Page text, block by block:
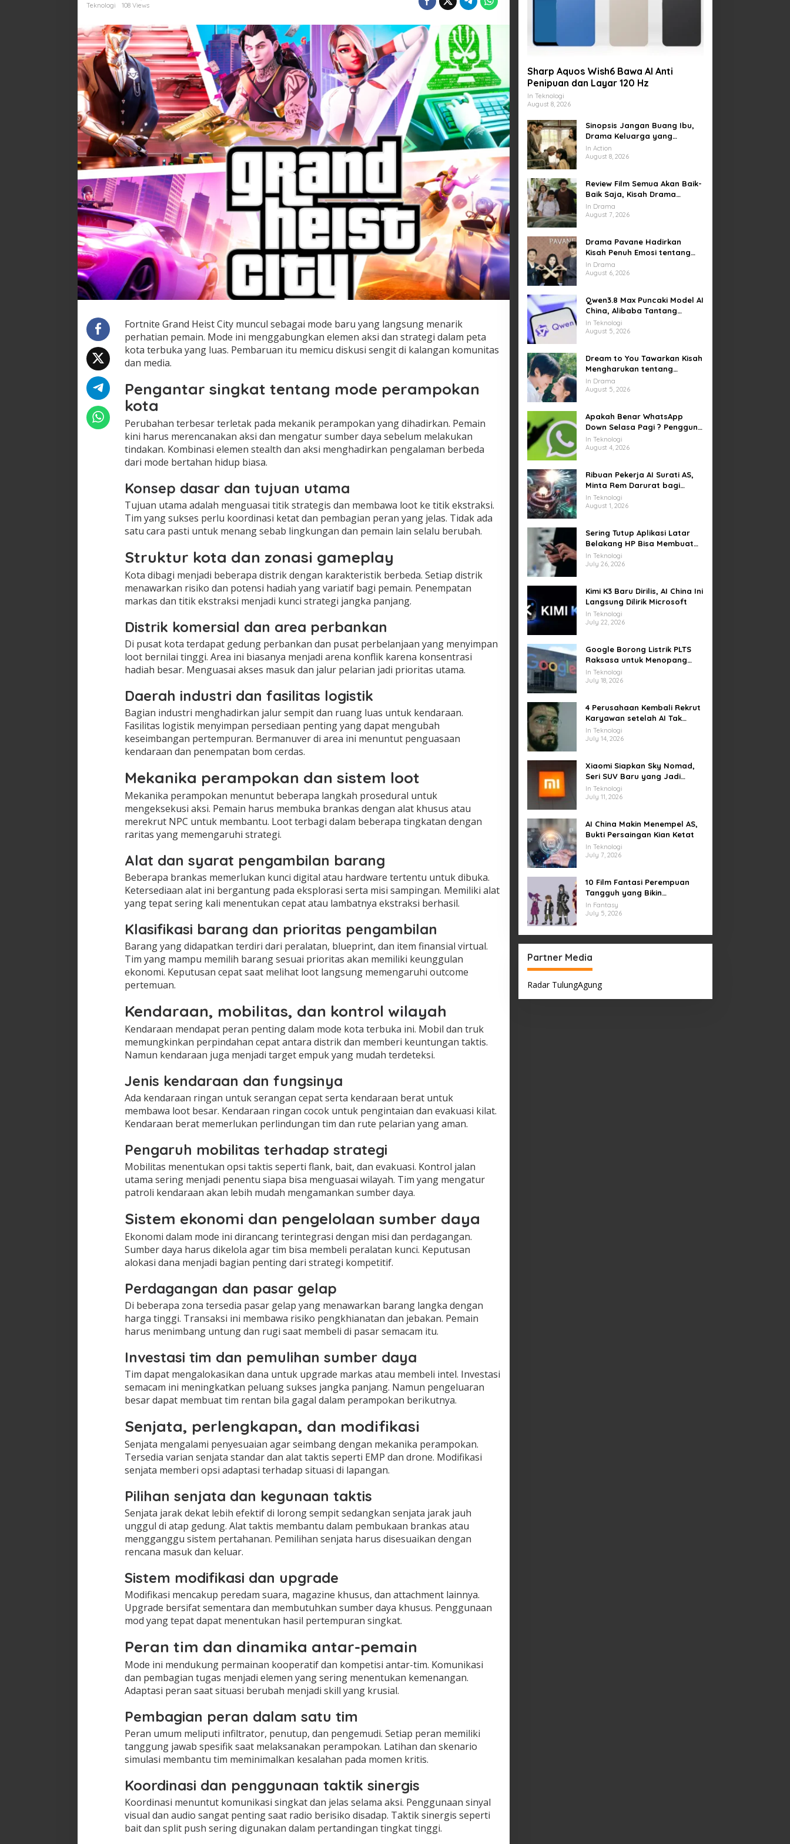
Kompetisi
Sengit
Teknologi
108 Views
Fortnite Grand Heist City muncul sebagai mode baru yang langsung menarik
perhatian pemain. Mode ini menggabungkan elemen aksi dan strategi dalam peta
kota terbuka yang luas. Pembaruan itu memicu diskusi sengit di kalangan komunitas
dan media.
Pengantar singkat tentang mode perampokan
kota
Perubahan terbesar terletak pada mekanik perampokan yang dihadirkan. Pemain
kini harus merencanakan aksi dan mengatur sumber daya sebelum melakukan
tindakan. Kombinasi elemen stealth dan aksi menghadirkan pengalaman berbeda
dari mode bertahan hidup biasa.
Konsep dasar dan tujuan utama
Tujuan utama adalah menguasai titik strategis dan membawa loot ke titik ekstraksi.
Tim yang sukses perlu koordinasi ketat dan pembagian peran yang jelas. Tidak ada
satu cara pasti untuk menang sebab lingkungan dan pemain lain selalu berubah.
Struktur kota dan zonasi gameplay
Kota dibagi menjadi beberapa distrik dengan karakteristik berbeda. Setiap distrik
menawarkan risiko dan potensi hadiah yang variatif bagi pemain. Penempatan
markas dan titik ekstraksi menjadi kunci strategi jangka panjang.
Distrik komersial dan area perbankan
Di pusat kota terdapat gedung perbankan dan pusat perbelanjaan yang menyimpan
loot bernilai tinggi. Area ini biasanya menjadi arena konflik karena konsentrasi
hadiah besar. Menguasai akses masuk dan jalur pelarian jadi prioritas utama.
Daerah industri dan fasilitas logistik
Bagian industri menghadirkan jalur sempit dan ruang luas untuk kendaraan.
Fasilitas logistik menyimpan persediaan penting yang dapat mengubah
keseimbangan pertempuran. Bermanuver di area ini menuntut penguasaan
kendaraan dan penempatan bom cerdas.
Mekanika perampokan dan sistem loot
Mekanika perampokan menuntut beberapa langkah prosedural untuk
mengeksekusi aksi. Pemain harus membuka brankas dengan alat khusus atau
merekrut NPC untuk membantu. Loot terbagi dalam beberapa tingkatan dengan
raritas yang memengaruhi strategi.
Alat dan syarat pengambilan barang
Beberapa brankas memerlukan kunci digital atau hardware tertentu untuk dibuka.
Ketersediaan alat ini bergantung pada eksplorasi serta misi sampingan. Memiliki alat
yang tepat sering kali menentukan cepat atau lambatnya ekstraksi berhasil.
Klasifikasi barang dan prioritas pengambilan
Barang yang didapatkan terdiri dari peralatan, blueprint, dan item finansial virtual.
Tim yang mampu memilih barang sesuai prioritas akan memiliki keunggulan
ekonomi. Keputusan cepat saat melihat loot langsung memengaruhi outcome
pertemuan.
Kendaraan, mobilitas, dan kontrol wilayah
Kendaraan mendapat peran penting dalam mode kota terbuka ini. Mobil dan truk
memungkinkan perpindahan cepat antara distrik dan memberi keuntungan taktis.
Namun kendaraan juga menjadi target empuk yang mudah terdeteksi.
Jenis kendaraan dan fungsinya
Ada kendaraan ringan untuk serangan cepat serta kendaraan berat untuk
membawa loot besar. Kendaraan ringan cocok untuk pengintaian dan evakuasi kilat.
Kendaraan berat memerlukan perlindungan tim dan rute pelarian yang aman.
Pengaruh mobilitas terhadap strategi
Mobilitas menentukan opsi taktis seperti flank, bait, dan evakuasi. Kontrol jalan
utama sering menjadi penentu siapa bisa menguasai wilayah. Tim yang mengatur
patroli kendaraan akan lebih mudah mengamankan sumber daya.
Sistem ekonomi dan pengelolaan sumber daya
Ekonomi dalam mode ini dirancang terintegrasi dengan misi dan perdagangan.
Sumber daya harus dikelola agar tim bisa membeli peralatan kunci. Keputusan
alokasi dana menjadi bagian penting dari strategi kompetitif.
Perdagangan dan pasar gelap
Di beberapa zona tersedia pasar gelap yang menawarkan barang langka dengan
harga tinggi. Transaksi ini membawa risiko pengkhianatan dan jebakan. Pemain
harus menimbang untung dan rugi saat membeli di pasar semacam itu.
Investasi tim dan pemulihan sumber daya
Tim dapat mengalokasikan dana untuk upgrade markas atau membeli intel. Investasi
semacam ini meningkatkan peluang sukses jangka panjang. Namun pengeluaran
besar dapat membuat tim rentan bila gagal dalam perampokan berikutnya.
Senjata, perlengkapan, dan modifikasi
Senjata mengalami penyesuaian agar seimbang dengan mekanika perampokan.
Tersedia varian senjata standar dan alat taktis seperti EMP dan drone. Modifikasi
senjata memberi opsi adaptasi terhadap situasi di lapangan.
Pilihan senjata dan kegunaan taktis
Senjata jarak dekat lebih efektif di lorong sempit sedangkan senjata jarak jauh
unggul di atap gedung. Alat taktis membantu dalam pembukaan brankas atau
mengganggu sistem pertahanan. Pemilihan senjata harus disesuaikan dengan
rencana masuk dan keluar.
Sistem modifikasi dan upgrade
Modifikasi mencakup peredam suara, magazine khusus, dan attachment lainnya.
Upgrade bersifat sementara dan membutuhkan sumber daya khusus. Penggunaan
mod yang tepat dapat menentukan hasil pertempuran singkat.
Peran tim dan dinamika antar-pemain
Mode ini mendukung permainan kooperatif dan kompetisi antar-tim. Komunikasi
dan pembagian tugas menjadi elemen yang sering menentukan kemenangan.
Adaptasi peran saat situasi berubah menjadi skill yang krusial.
Pembagian peran dalam satu tim
Peran umum meliputi infiltrator, penutup, dan pengemudi. Setiap peran memiliki
tanggung jawab spesifik saat melaksanakan perampokan. Latihan dan skenario
simulasi membantu tim meminimalkan kesalahan pada momen kritis.
Koordinasi dan penggunaan taktik sinergis
Koordinasi menuntut komunikasi singkat dan jelas selama aksi. Penggunaan sinyal
visual dan audio sangat penting saat radio berisiko disadap. Taktik sinergis seperti
bait dan split push sering digunakan dalam pertandingan tingkat tinggi.
Sharp Aquos Wish6 Bawa AI Anti
Penipuan dan Layar 120 Hz
In Teknologi
August 8, 2026
Sinopsis Jangan Buang Ibu,
Drama Keluarga yang
Menyentuh tentang Kasih
Sayang dan Bakti kepada
In Action
August 8, 2026
Review Film Semua Akan Baik-
Baik Saja, Kisah Drama
Keluarga yang Sarat Makna
tentang Kehilangan dan
In Drama
August 7, 2026
Drama Pavane Hadirkan
Kisah Penuh Emosi tentang
Cinta, Penyesalan, dan
Kesempatan Memulai Kembali
In Drama
August 6, 2026
Qwen3.8 Max Puncaki Model AI
China, Alibaba Tantang
Pemain Global
In Teknologi
August 5, 2026
Dream to You Tawarkan Kisah
Mengharukan tentang
Perjuangan Meraih Mimpi
yang Sempat Tertunda
In Drama
August 5, 2026
Apakah Benar WhatsApp
Down Selasa Pagi ? Pengguna
Kesulitan Kirim Gambar dan
Video di Sejumlah Wilayah
In Teknologi
August 4, 2026
Ribuan Pekerja AI Surati AS,
Minta Rem Darurat bagi
Teknologi Canggih
In Teknologi
August 1, 2026
Sering Tutup Aplikasi Latar
Belakang HP Bisa Membuat
Baterai Lebih Boros
In Teknologi
July 26, 2026
Kimi K3 Baru Dirilis, AI China Ini
Langsung Dilirik Microsoft
In Teknologi
July 22, 2026
Google Borong Listrik PLTS
Raksasa untuk Menopang
Pusat Data dan AI
In Teknologi
July 18, 2026
4 Perusahaan Kembali Rekrut
Karyawan setelah AI Tak
Penuhi Harapan
In Teknologi
July 14, 2026
Xiaomi Siapkan Sky Nomad,
Seri SUV Baru yang Jadi
Sorotan Otomotif Dunia
In Teknologi
July 11, 2026
AI China Makin Menempel AS,
Bukti Persaingan Kian Ketat
In Teknologi
July 7, 2026
10 Film Fantasi Perempuan
Tangguh yang Bikin
Terinspirasi, Termasuk Damsel
In Fantasy
July 5, 2026
Partner Media
Radar TulungAgung